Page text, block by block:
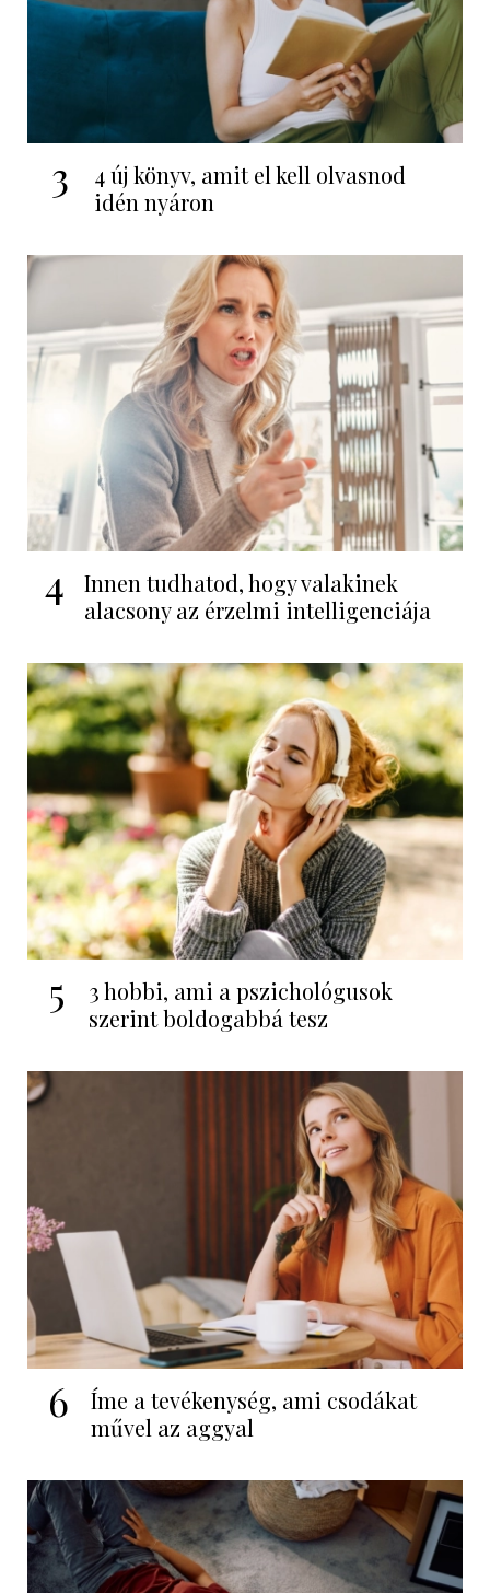
3
4 új könyv, amit el kell olvasnod
idén nyáron
4
Innen tudhatod, hogy valakinek
alacsony az érzelmi intelligenciája
5
3 hobbi, ami a pszichológusok
szerint boldogabbá tesz
6
Íme a tevékenység, ami csodákat
művel az aggyal